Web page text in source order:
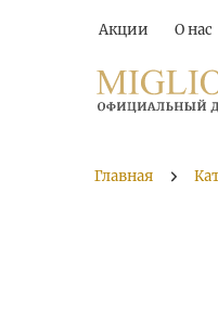
Акции О нас
Главная